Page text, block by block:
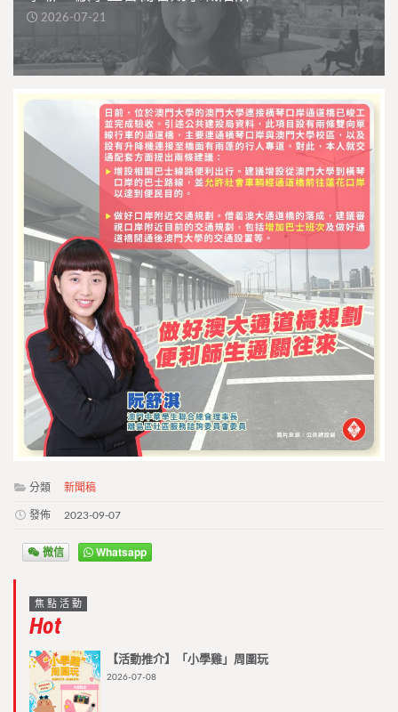
2026-07-21
分類 新聞稿
發佈 2023-09-07
微信 Whatsapp
焦點活動
Hot
【活動推介】「小學雞」周圍玩
2026-07-08